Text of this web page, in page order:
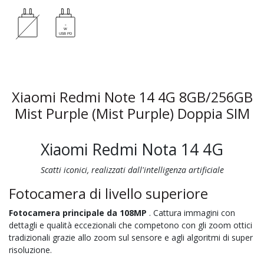
Xiaomi Redmi Note 14 4G 8GB/256GB
Mist Purple (Mist Purple) Doppia SIM
Xiaomi Redmi Nota 14 4G
Scatti iconici, realizzati dall'intelligenza artificiale
Fotocamera di livello superiore
Fotocamera principale da 108MP . Cattura immagini con
dettagli e qualità eccezionali che competono con gli zoom ottici
tradizionali grazie allo zoom sul sensore e agli algoritmi di super
risoluzione.